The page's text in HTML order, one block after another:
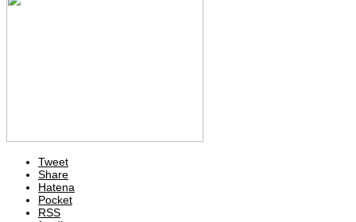
Tweet
Share
Hatena
Pocket
RSS